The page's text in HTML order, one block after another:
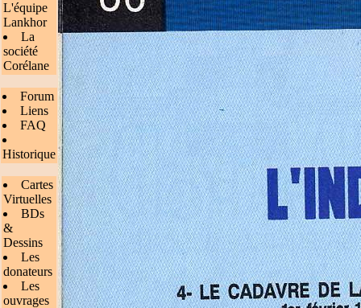
L'équipe
Lankhor
La
société
Corélane
Forum
Liens
FAQ
Historique
Cartes
Virtuelles
BDs
&
Dessins
Les
donateurs
Les
ouvrages